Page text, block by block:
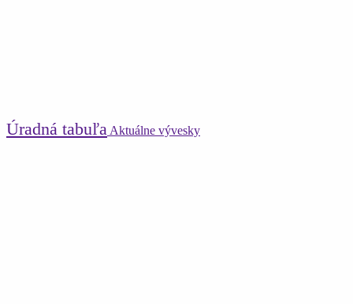
Úradná tabuľa Aktuálne vývesky